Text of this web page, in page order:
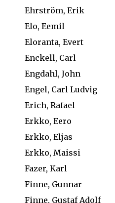
Ehrström, Erik
Elo, Eemil
Eloranta, Evert
Enckell, Carl
Engdahl, John
Engel, Carl Ludvig
Erich, Rafael
Erkko, Eero
Erkko, Eljas
Erkko, Maissi
Fazer, Karl
Finne, Gunnar
Finne, Gustaf Adolf